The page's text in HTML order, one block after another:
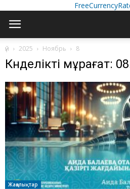
үй 2025 Ноябрь 8
Күнделікті мұрағат:
Жаңалықтар